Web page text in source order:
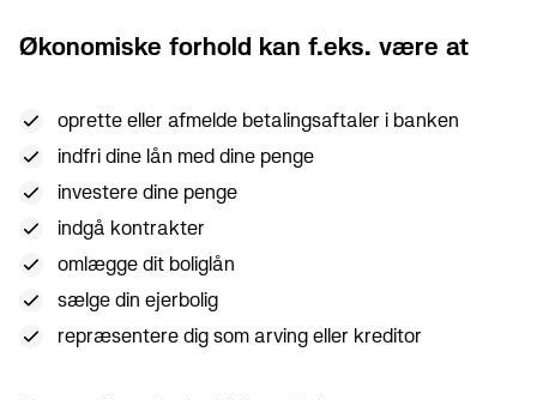
Økonomiske forhold kan f.eks. være at
oprette eller afmelde betalingsaftaler i banken
indfri dine lån med dine penge
investere dine penge
indgå kontrakter
omlægge dit boliglån
sælge din ejerbolig
repræsentere dig som arving eller kreditor